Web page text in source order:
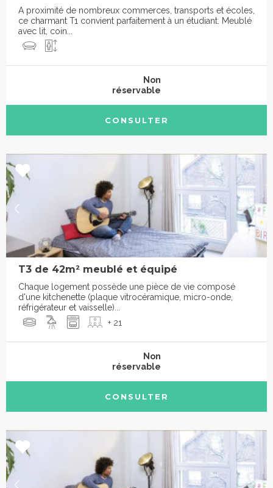
A proximité de nombreux commerces, transports et écoles,
ce charmant T1 convient parfaitement à un étudiant. Meublé
avec lit, coin...
Non
réservable
CONSULTER
T3 de 42m² meublé et équipé
Chaque logement possède une pièce de vie composé
d'une kitchenette (plaque vitrocéramique, micro-onde,
réfrigérateur et vaisselle)...
+ 21
Non
réservable
CONSULTER